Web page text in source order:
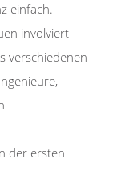
einfach.
involviert
verschiedenen
der ersten